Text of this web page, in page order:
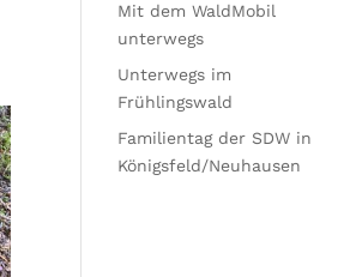
Mit dem WaldMobil
unterwegs
Unterwegs im
Frühlingswald
Familientag der SDW in
Königsfeld/Neuhausen